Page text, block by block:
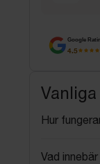
Google
4.5
Hur
Vad